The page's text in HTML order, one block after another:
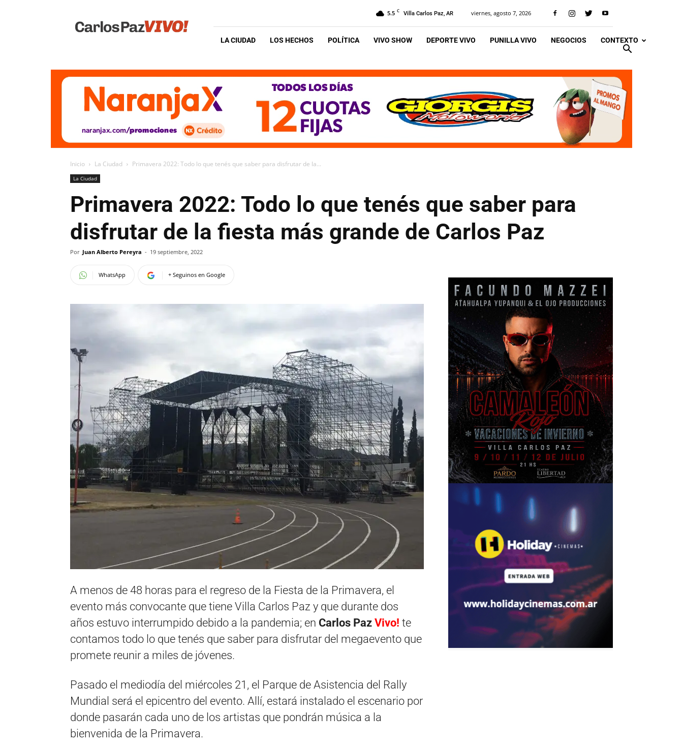
Vivo
5.5 C Villa Carlos Paz, AR viernes, agosto 7, 2026
LA CIUDAD LOS HECHOS POLÍTICA VIVO SHOW DEPORTE VIVO PUNILLA VIVO NEGOCIOS CONTEXTO
Inicio La Ciudad Primavera 2022: Todo lo que tenés que saber para disfrutar de la...
La Ciudad
Primavera 2022: Todo lo que tenés que saber para
disfrutar de la fiesta más grande de Carlos Paz
Por Juan Alberto Pereyra - 19 septiembre, 2022
WhatsApp + Seguinos en Google
A menos de 48 horas para el regreso de la Fiesta de la Primavera, el
evento más convocante que tiene Villa Carlos Paz y que durante dos
años estuvo interrumpido debido a la pandemia; en Carlos Paz Vivo! te
contamos todo lo que tenés que saber para disfrutar del megaevento que
promete reunir a miles de jóvenes.
Pasado el mediodía del miércoles 21, el Parque de Asistencia del Rally
Mundial será el epicentro del evento. Allí, estará instalado el escenario por
donde pasarán cada uno de los artistas que pondrán música a la
bienvenida de la Primavera.